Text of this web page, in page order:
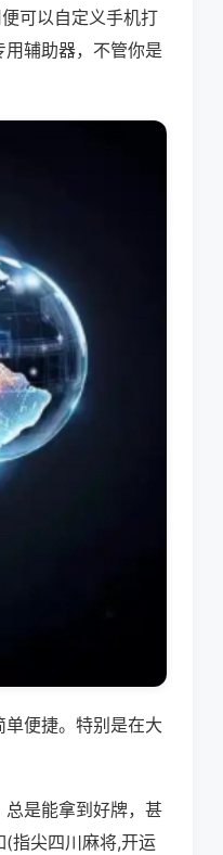
可以自定义手机打
辅助器，不管你是
便捷。特别是在大
是能拿到好牌，甚
指尖四川麻将,开运